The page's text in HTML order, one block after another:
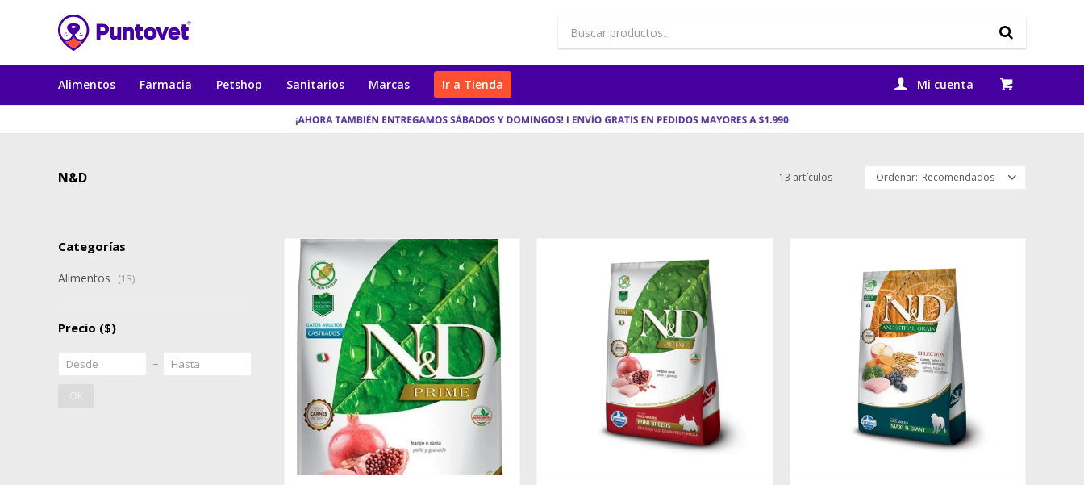
Alimentos Farmacia Petshop Sanitarios Marcas Ir a Tienda
N&D 13 artículos Recomendados
Categorías
Alimentos (13)
Precio ($)
OK